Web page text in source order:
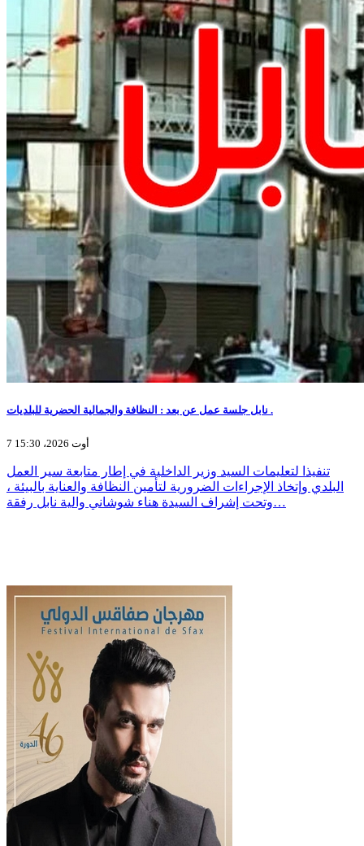
نابل جلسة عمل عن بعد : النظافة والجمالية الحضرية للبلديات .
7 أوت 2026، 15:30
تنفيذا لتعليمات السيد وزير الداخلية في إطار متابعة سير العمل
البلدي وإتخاذ الإجراءات الضرورية لتأمين النظافة والعناية بالبيئة ،
وتحت إشراف السيدة هناء شوشاني والية نابل رفقة…